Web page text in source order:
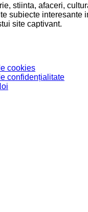
stiinta, afaceri,
subiecte interesante
site captivant.
cookies
confidențialitate